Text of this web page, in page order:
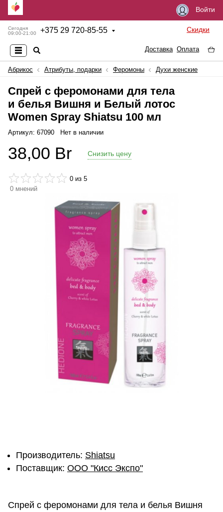
Войти
Сегодня
09:00-21:00
+375 29 720-85-55 Скидки
Доставка Оплата
Абрикос Атрибуты, подарки Феромоны Духи женские
Спрей с феромонами для тела
и белья Вишня и Белый лотос
Women Spray Shiatsu 100 мл
Артикул: 67090 Нет в наличии
38,00 Br Снизить цену
0 из 5
0 мнений
Производитель: Shiatsu
Поставщик: ОOО "Кисс Экспо"
Спрей с феромонами для тела и белья Вишня